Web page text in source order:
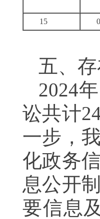
15 0
五、
2024
讼共计
一步，
化政务
息公开
要信息